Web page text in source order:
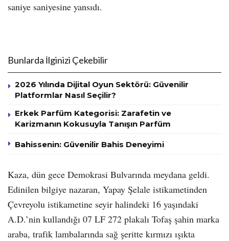
saniye saniyesine yansıdı.
Bunlarda İlginizi Çekebilir
2026 Yılında Dijital Oyun Sektörü: Güvenilir
Platformlar Nasıl Seçilir?
Erkek Parfüm Kategorisi: Zarafetin ve
Karizmanın Kokusuyla Tanışın Parfüm
Bahissenin: Güvenilir Bahis Deneyimi
Kaza, dün gece Demokrasi Bulvarında meydana geldi.
Edinilen bilgiye nazaran, Yapay Şelale istikametinden
Çevreyolu istikametine seyir halindeki 16 yaşındaki
A.D.’nin kullandığı 07 LF 272 plakalı Tofaş şahin marka
araba, trafik lambalarında sağ şeritte kırmızı ışıkta